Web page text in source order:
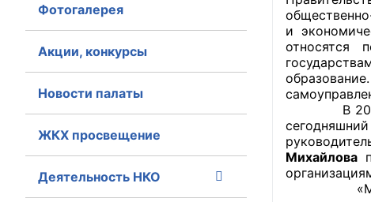
Главная
Общественные
Общественные
Общественные
оказания услуг
и
относятся
В 2009
Михайлова
«Мы
Фотогалерея
Акции, конкурсы
Новости палаты
ЖКХ просвещение
Деятельность НКО